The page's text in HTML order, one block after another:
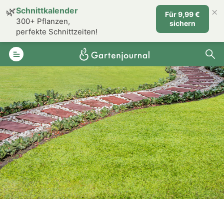
🌿Schnittkalender
300+ Pflanzen,
perfekte Schnittzeiten!
Für 9,99 €
sichern
×